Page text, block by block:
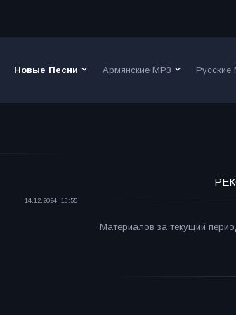
Новые Песни keyboard_arrow_down Армянские MP3 keyboard_arrow_down Русские
14.12.2024, 18:55
Материалов за текущий